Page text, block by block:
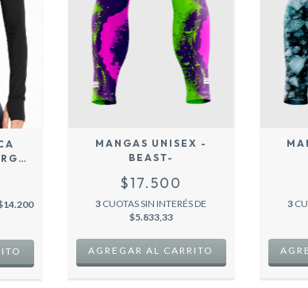
MANGAS UNISEX -
BEAST-
$17.500
3 CUOTAS SIN INTERÉS DE
$5.833,33
AGREGAR AL CARRITO
3